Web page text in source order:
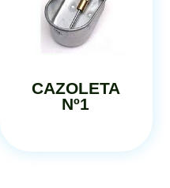
CAZOLETA
Nº1